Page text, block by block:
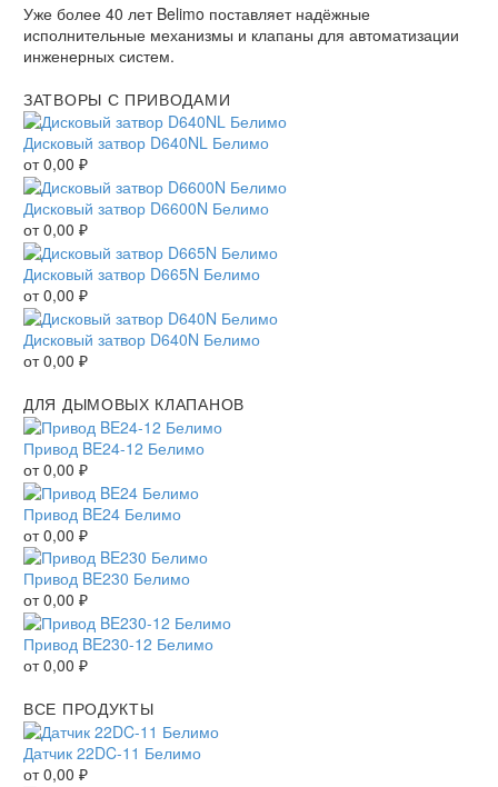
Уже более 40 лет Belimo поставляет надёжные
исполнительные механизмы и клапаны для автоматизации
инженерных систем.
ЗАТВОРЫ С ПРИВОДАМИ
Дисковый затвор D640NL Белимо
от0,00 ₽
Дисковый затвор D6600N Белимо
от0,00 ₽
Дисковый затвор D665N Белимо
от0,00 ₽
Дисковый затвор D640N Белимо
от0,00 ₽
ДЛЯ ДЫМОВЫХ КЛАПАНОВ
Привод BE24-12 Белимо
от0,00 ₽
Привод BE24 Белимо
от0,00 ₽
Привод BE230 Белимо
от0,00 ₽
Привод BE230-12 Белимо
от0,00 ₽
ВСЕ ПРОДУКТЫ
Датчик 22DC-11 Белимо
от0,00 ₽